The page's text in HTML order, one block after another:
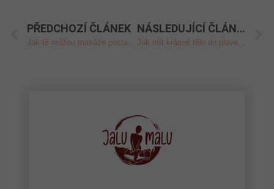
PŘEDCHOZÍ ČLÁNEK
Jak tě můžou masáže postavit na nohy a uzdravit tvé tělo
NÁSLEDUJÍCÍ ČLÁNEK
Jak mít krásné tělo do plavek? Zeštíhlující tělové zábaly odstraní celulitidu